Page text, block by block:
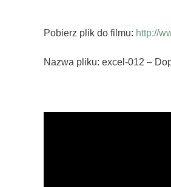
Pobierz plik do filmu: http://
Nazwa pliku: excel-012 –